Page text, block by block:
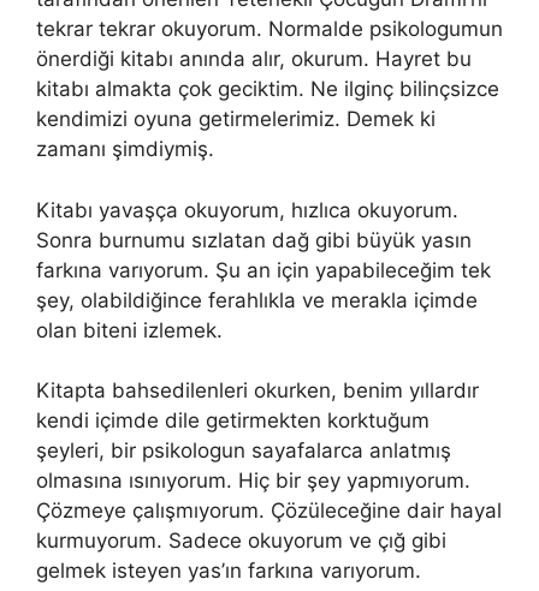
tekrar tekrar okuyorum. Normalde psikologumun
önerdiği kitabı anında alır, okurum. Hayret bu
kitabı almakta çok geciktim. Ne ilginç bilinçsizce
kendimizi oyuna getirmelerimiz. Demek ki
zamanı şimdiymiş.
Kitabı yavaşça okuyorum, hızlıca okuyorum.
Sonra burnumu sızlatan dağ gibi büyük yasın
farkına varıyorum. Şu an için yapabileceğim tek
şey, olabildiğince ferahlıkla ve merakla içimde
olan biteni izlemek.
Kitapta bahsedilenleri okurken, benim yıllardır
kendi içimde dile getirmekten korktuğum
şeyleri, bir psikologun sayafalarca anlatmış
olmasına ısınıyorum. Hiç bir şey yapmıyorum.
Çözmeye çalışmıyorum. Çözüleceğine dair hayal
kurmuyorum. Sadece okuyorum ve çığ gibi
gelmek isteyen yas’ın farkına varıyorum.